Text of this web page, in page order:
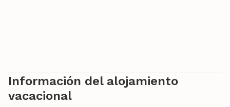
Información del alojamiento
vacacional